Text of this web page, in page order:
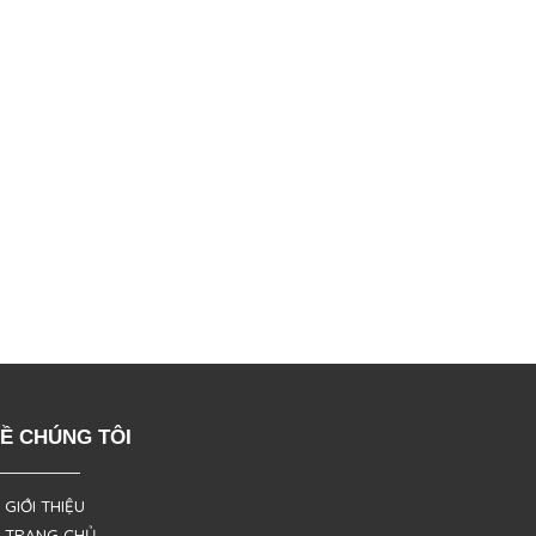
CHÚNG TÔI
THIỆU